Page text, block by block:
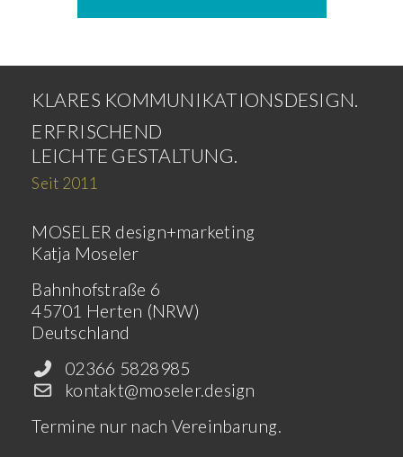
KLARES KOMMUNIKATIONSDESIGN.
ERFRISCHEND
LEICHTE GESTALTUNG.
Seit 2011
MOSELER design+marketing
Katja Moseler
Bahnhofstraße 6
45701 Herten (NRW)
Deutschland
02366 5828985
kontakt@moseler.design
Termine nur nach Vereinbarung.